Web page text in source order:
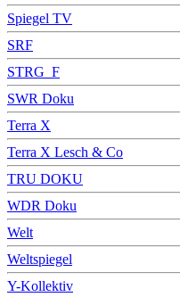
Spiegel TV
SRF
STRG_F
SWR Doku
Terra X
Terra X Lesch & Co
TRU DOKU
WDR Doku
Welt
Weltspiegel
Y-Kollektiv